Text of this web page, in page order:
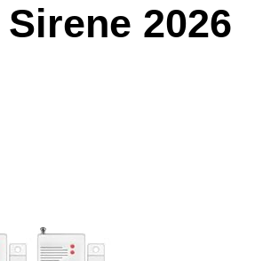
2026